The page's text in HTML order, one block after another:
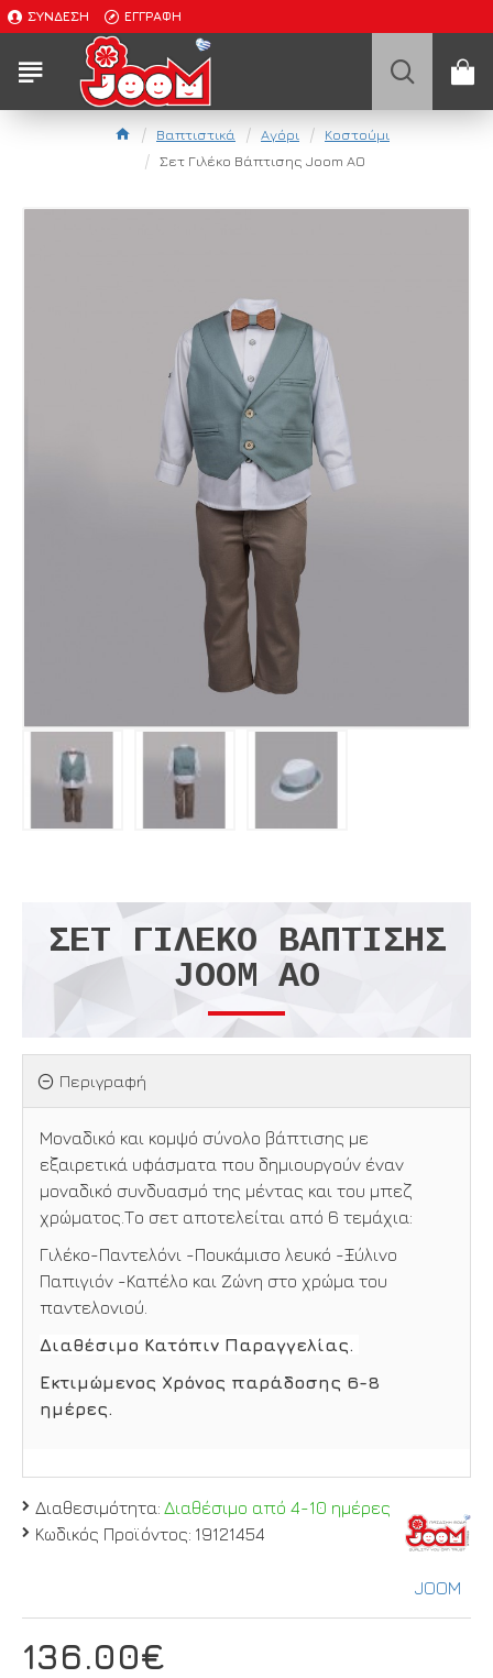
ΣΎΝΔΕΣΗ ΕΓΓΡΑΦΉ
Βαπτιστικά Αγόρι
Κοστούμι
Σετ Γιλέκο Βάπτισης Joom ΑΟ
ΣΕΤ ΓΙΛΈΚΟ ΒΆΠΤΙΣΗΣ
JOOM ΑΟ
Περιγραφή
Μοναδικό και κομψό σύνολο βάπτισης με
εξαιρετικά υφάσματα που δημιουργούν έναν
μοναδικό συνδυασμό της μέντας και του μπεζ
χρώματος.Το σετ αποτελείται από 6 τεμάχια:
Γιλέκο-Παντελόνι -Πουκάμισο λευκό -Ξύλινο
Παπιγιόν -Καπέλο και Ζώνη στο χρώμα του
παντελονιού.
Διαθέσιμο Κατόπιν Παραγγελίας.
Εκτιμώμενος Χρόνος παράδοσης 6-8
ημέρες.
Διαθεσιμότητα: Διαθέσιμο από 4-10 ημέρες
Κωδικός Προϊόντος: 19121454
JOOM
136.00€